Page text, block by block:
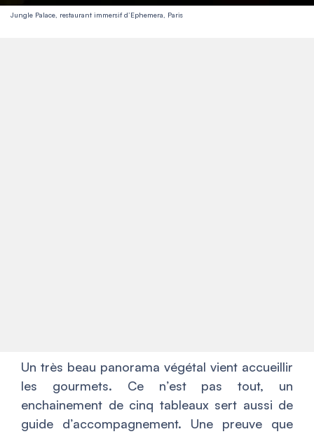
Jungle Palace, restaurant immersif d’Ephemera, Paris
Un très beau panorama végétal vient accueillir
les gourmets. Ce n’est pas tout, un
enchainement de cinq tableaux sert aussi de
guide d’accompagnement. Une preuve que